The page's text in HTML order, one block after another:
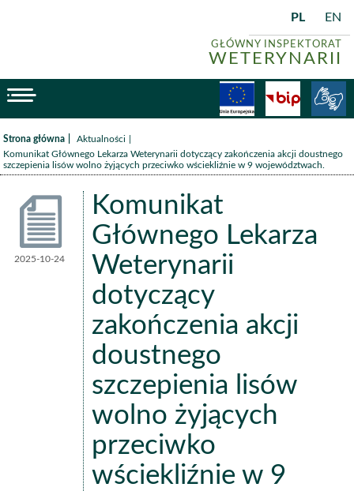
GŁÓWNY INSPEKTORAT
WETERYNARII
PL EN
BiP
Strona główna /Aktualności
Komunikat Głównego Lekarza Weterynarii dotyczący zakończenia akcji doustnego
szczepienia lisów wolno żyjących przeciwko wściekliźnie w 9 województwach.
Komunikat
Głównego Lekarza
Weterynarii
dotyczący
zakończenia akcji
doustnego
szczepienia lisów
wolno żyjących
przeciwko
wściekliźnie w 9
Aktualności
2025-10-24